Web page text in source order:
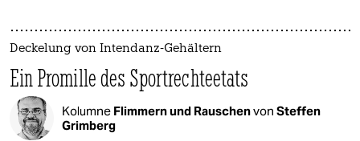
Deckelung von In­ten­dan­z-Gehältern
Ein Promille des Sportrechteetats
Kolumne Flimmern und Rauschenvon Steffen
Grimberg